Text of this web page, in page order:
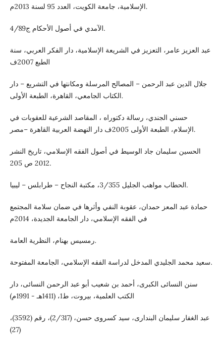
الإسلامية، جامعة الكويت، العدد 95 لسنة 2013م.
الآمدي في أصول الأحكام ج4/89.
عبد العزيز عامر، التعزيز في الشريعة الإسلامية، دار الفكر العربي، سنة
الطبع 2007ف
جلال الدين عبد الرحمن – المصالح المرسلة ومكانتها في التشريع – دار
الكتاب الجامعي، القاهرة، الطبعة الأولى.
حسني الجندي، رسالة دكتوراه ، المقاصد الشرعية للعقوبات في
الإسلام، الطبعة الأولى 2005ف دار النهضة العربية القاهرة –مصر.
الحسين سليمان جاد الوسيط في أصول الفقه الإسلامي، تاريخ النشر
2012 ص 205.
الحطاب مواهب الجليل 3/355، مكتبة النجاح – طرابلس – ليبيا.
حمادة عبد المعز حمدان، عقوبة النفي وأثرها في ضمان سلامة المجتمع
في الفقه الإسلامي، دار الجامعة الجديدة، 2014م
رمسيس بهنام، النظرية العامة.
سعيد محمد الجليدي المدخل لدراسة الفقه الإسلامي، الجامعة المفتوحة.
سنن النسائى الكبرى، أحمد بن شعيب أبو عبد الرحمن النسائى، دار
الكتب العلمية، بيروت، ط1، (1411هـ - 1991م)
عبد الغفار سليمان البندارى، سيد كسروى حسن، (2/317)، رقم (3592)،
(27)